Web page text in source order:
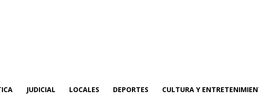
JUDICIAL LOCALES DEPORTES CULTURA Y